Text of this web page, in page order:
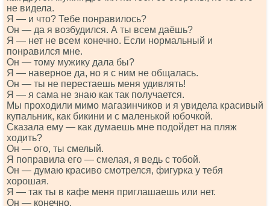
не видела.
Я — и что? Тебе понравилось?
Он — да я возбудился. А ты всем даёшь?
Я — нет не всем конечно. Если нормальный и
понравился мне.
Он — тому мужику дала бы?
Я — наверное да, но я с ним не общалась.
Он — ты не перестаешь меня удивлять!
Я — я сама не знаю как так получается.
Мы проходили мимо магазинчиков и я увидела красивый
купальник, как бикини и с маленькой юбочкой.
Сказала ему — как думаешь мне подойдет на пляж
ходить?
Он — ого, ты смелый.
Я поправила его — смелая, я ведь с тобой.
Он — думаю красиво смотрелся, фигурка у тебя
хорошая.
Я — так ты в кафе меня приглашаешь или нет.
Он — конечно.